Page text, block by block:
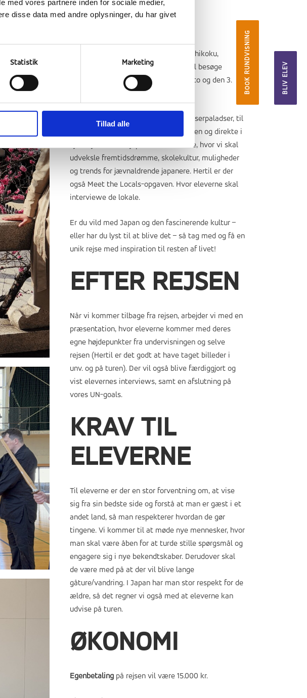
med vores partnere inden for sociale medier,
disse data med andre oplysninger, du har givet
Statistik Marketing
Tillad alle
BOOK RUNDVISNING BLIV ELEV
REJSEN
Selve rejsen går gennem regionerne Shikoku,
Chugoku og Kinki. Dette betyder vi vil besøge
Hiroshima, den gamle hovedstad Kyoto og den 3.
Vi kommer fx omkring templer og kejserpaladser, til
the-ceremoni, japansk traditionel onsen og direkte i
øjenhøjde med en japansk skoleklasse, hvor vi skal
udveksle fremtidsdrømme, skolekultur, muligheder
og trends for jævnaldrende japanere. Hertil er der
også Meet the Locals-opgaven. Hvor eleverne skal
interviewe de lokale.
Er du vild med Japan og den fascinerende kultur –
eller har du lyst til at blive det – så tag med og få en
unik rejse med inspiration til resten af livet!
EFTER REJSEN
Når vi kommer tilbage fra rejsen, arbejder vi med en
præsentation, hvor eleverne kommer med deres
egne højdepunkter fra undervisningen og selve
rejsen (Hertil er det godt at have taget billeder i
unv. og på turen). Der vil også blive færdiggjort og
vist elevernes interviews, samt en afslutning på
vores UN-goals.
KRAV TIL
ELEVERNE
Til eleverne er der en stor forventning om, at vise
sig fra sin bedste side og forstå at man er gæst i et
andet land, så man respekterer hvordan de gør
tingene. Vi kommer til at møde nye mennesker, hvor
man skal være åben for at turde stille spørgsmål og
engagere sig i nye bekendtskaber. Derudover skal
de være med på at der vil blive lange
gåture/vandring. I Japan har man stor respekt for de
ældre, så det regner vi også med at eleverne kan
udvise på turen.
ØKONOMI
Egenbetaling på rejsen vil være 15.000 kr.